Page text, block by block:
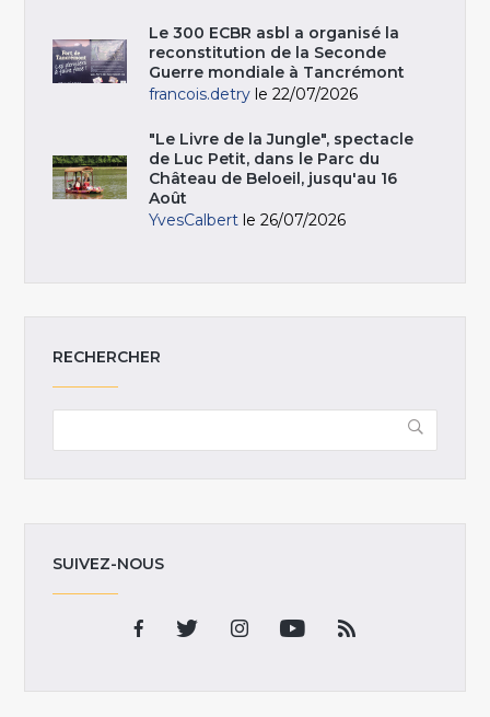
Le 300 ECBR asbl a organisé la
reconstitution de la Seconde
Guerre mondiale à Tancrémont
francois.detry le 22/07/2026
"Le Livre de la Jungle", spectacle
de Luc Petit, dans le Parc du
Château de Beloeil, jusqu'au 16
Août
YvesCalbert le 26/07/2026
RECHERCHER
SUIVEZ-NOUS